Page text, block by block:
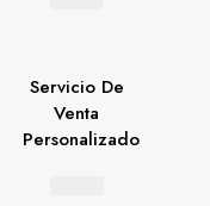
Servicio De
Venta
Personalizado